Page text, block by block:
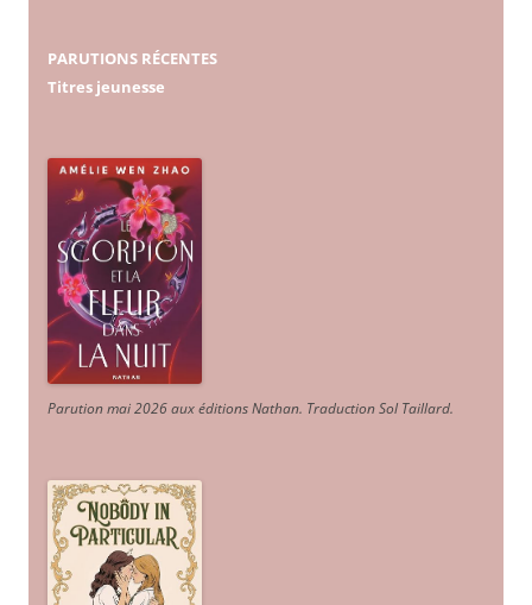
PARUTIONS RÉCENTES
Titres jeunesse
Parution mai 2026 aux éditions Nathan. Traduction Sol Taillard.